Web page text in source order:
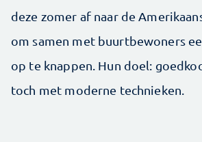
deze zomer af naar de
om samen met buurtbewoners
op te knappen. Hun doel:
toch met moderne technieken.